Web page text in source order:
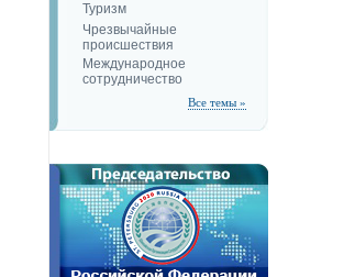
Туризм
Чрезвычайные
происшествия
Международное
сотрудничество
Все темы »